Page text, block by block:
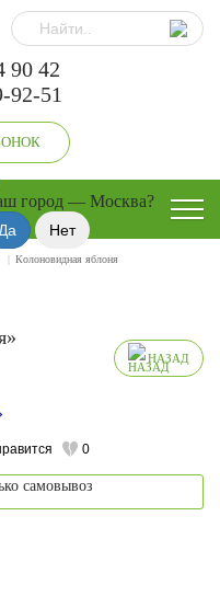
90 42
92-51
город — Москва?
Колоновидная яблоня
НАЗАД
0
самовывоз